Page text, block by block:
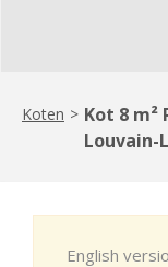
Koten > Kot 8 m²
Louvain-
English